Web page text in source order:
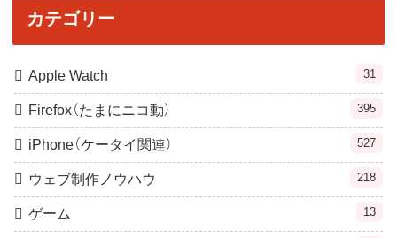
カテゴリー
Apple Watch 31
Firefox（たまにニコ動） 395
iPhone（ケータイ関連） 527
ウェブ制作ノウハウ 218
ゲーム 13